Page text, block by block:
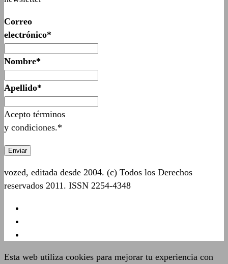
Correo
electrónico*
Nombre*
Apellido*
Acepto términos
y condiciones.*
vozed, editada desde 2004. (c) Todos los Derechos
reservados 2011. ISSN 2254-4348
Esta web utiliza cookies para mejorar tu experiencia con